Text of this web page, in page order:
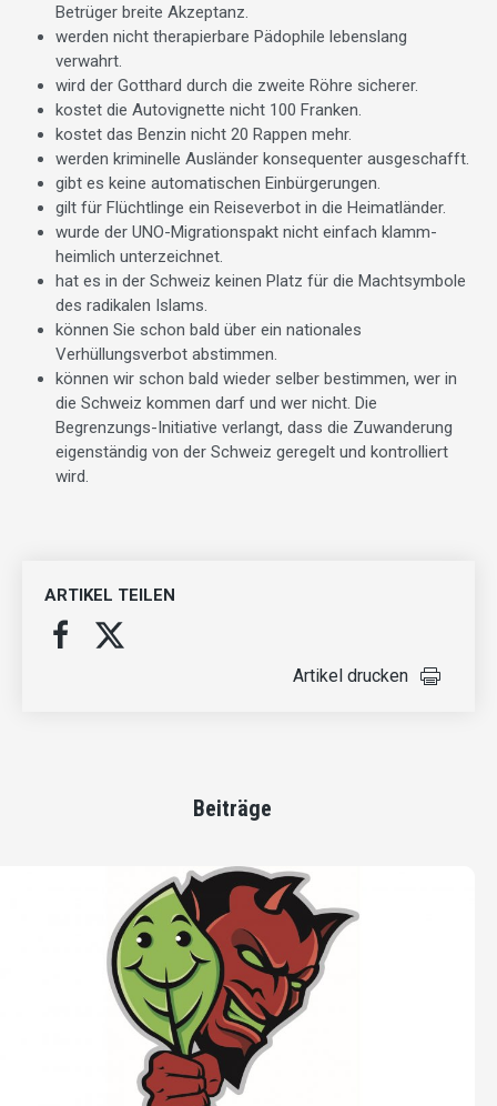
Betrüger breite Akzeptanz.
werden nicht therapierbare Pädophile lebenslang
verwahrt.
wird der Gotthard durch die zweite Röhre sicherer.
kostet die Autovignette nicht 100 Franken.
kostet das Benzin nicht 20 Rappen mehr.
werden kriminelle Ausländer konsequenter ausgeschafft.
gibt es keine automatischen Einbürgerungen.
gilt für Flüchtlinge ein Reiseverbot in die Heimatländer.
wurde der UNO-Migrationspakt nicht einfach klamm­
heimlich unter­zeichnet.
hat es in der Schweiz keinen Platz für die Machtsymbole
des radikalen Islams.
können Sie schon bald über ein nationales
Verhüllungsverbot abstimmen.
können wir schon bald wieder selber bestimmen, wer in
die Schweiz kommen darf und wer nicht. Die
Begrenzungs-Initiative verlangt, dass die Zuwanderung
eigenständig von der Schweiz geregelt und kontrolliert
wird.
ARTIKEL TEILEN
Artikel drucken
Beiträge